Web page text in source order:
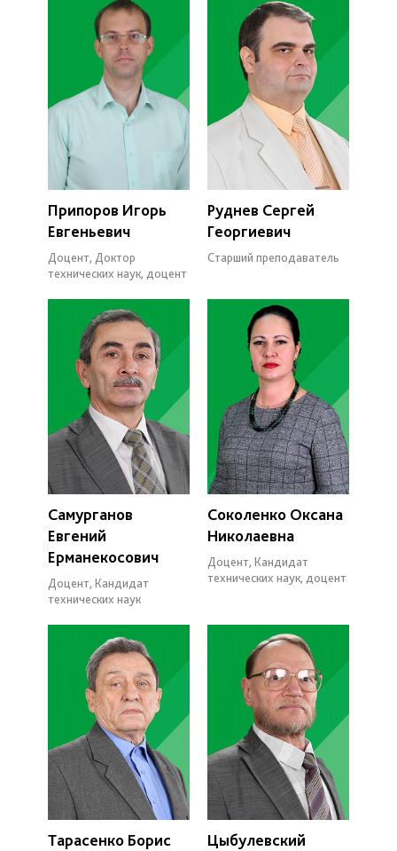
Припоров Игорь
Евгеньевич
Доцент, Доктор
технических наук, доцент
Руднев Сергей
Георгиевич
Старший преподаватель
Самурганов
Евгений
Ерманекосович
Доцент, Кандидат
технических наук
Соколенко Оксана
Николаевна
Доцент, Кандидат
технических наук, доцент
Тарасенко Борис
Цыбулевский